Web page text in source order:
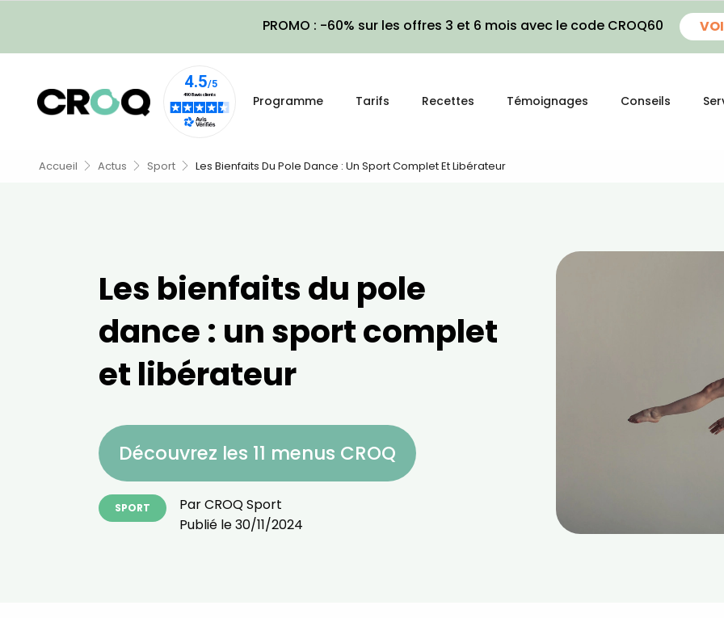
PROMO : -60% sur les offres 3 et 6 mois avec le code CROQ60
Programme Tarifs Recettes Témoignages Conseils
Accueil Actus Sport Les Bienfaits Du Pole Dance : Un Sport Complet Et Libérateur
Les bienfaits du pole
dance : un sport complet
et libérateur
Découvrez les 11 menus CROQ
SPORT ParCROQ Sport
Publié le30/11/2024